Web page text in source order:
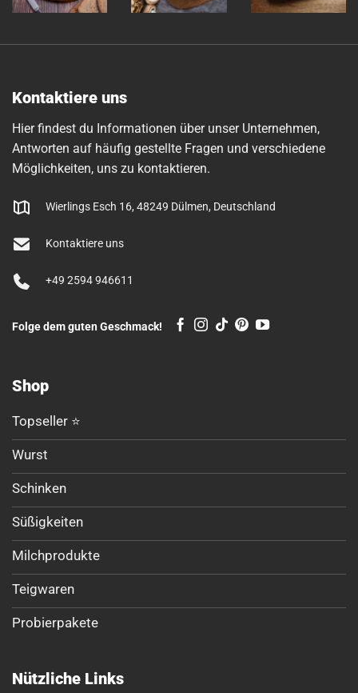
Kontaktiere uns
Hier findest du Informationen über unser Unternehmen,
Antworten auf häufig gestellte Fragen und verschiedene
Möglichkeiten, uns zu kontaktieren.
Wierlings Esch 16, 48249 Dülmen, Deutschland
Kontaktiere uns
+49 2594 946611
Folge dem guten Geschmack!
Shop
Topseller ⭐
Wurst
Schinken
Süßigkeiten
Milchprodukte
Teigwaren
Probierpakete
Nützliche Links